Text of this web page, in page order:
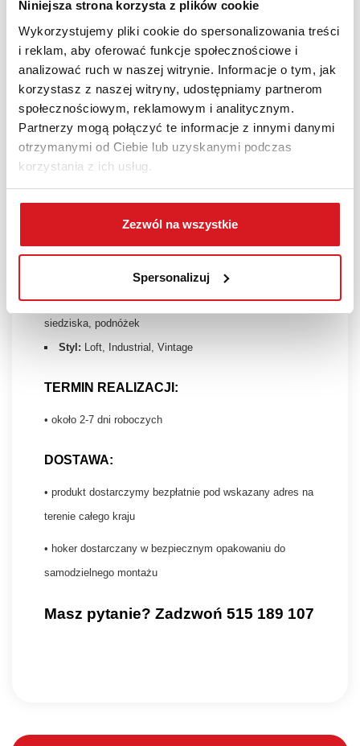
Niniejsza strona korzysta z plików cookie
Wykorzystujemy pliki cookie do spersonalizowania treści
i reklam, aby oferować funkcje społecznościowe i
analizować ruch w naszej witrynie. Informacje o tym, jak
korzystasz z naszej witryny, udostępniamy partnerom
społecznościowym, reklamowym i analitycznym.
Partnerzy mogą połączyć te informacje z innymi danymi
otrzymanymi od Ciebie lub uzyskanymi podczas
korzystania z ich usług.
Zezwól na wszystkie
Spersonalizuj
czy pracowniach artystycznych.
SPECYFIKACJA TECHNICZNA:
Materiał siedziska: MDF laminowany (kolor dąb / old
fashion)
Materiał stelaża:Stal malowana (kolor kawowy /
Szerokość (średnica podstawy):ok. 45 cm
Średnica siedziska:30 cm
Wysokość całkowita:63 - 80 cm
Wysokość siedziska:63 - 80 cm
Funkcje:Regulacja wysokości przez wykręcanie
siedziska, podnóżek
Styl: Loft, Industrial, Vintage
TERMIN REALIZACJI:
• około 2-7 dni roboczych
DOSTAWA:
• produkt dostarczymy bezpłatnie pod wskazany adres na
terenie całego kraju
• hoker dostarczany w bezpiecznym opakowaniu do
samodzielnego montażu
Masz pytanie? Zadzwoń 515 189 107